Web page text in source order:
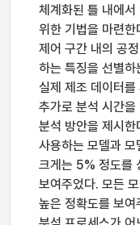
체계화된 틀 내에서
위한 기법을 마련
제어 구간 내의 공
하는 특징을 선별
실제 제조 데이터
추가로 분석 시간
분석 방안을 제시
사용하는 모델과
크게는 5% 정도를
보여주었다. 모든
높은 정확도를 보